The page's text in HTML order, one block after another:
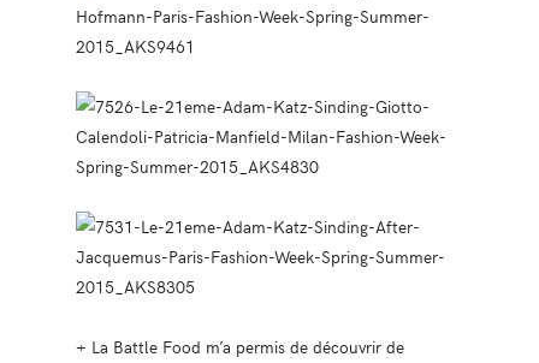
+ La Battle Food m’a permis de découvrir de